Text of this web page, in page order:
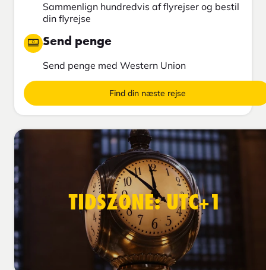
Sammenlign hundredvis af flyrejser og bestil
din flyrejse
Send penge
Send penge med Western Union
Find din næste rejse
TIDSZONE: UTC+1